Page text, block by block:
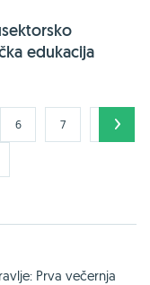
edukacija
6 7
Prva večernja